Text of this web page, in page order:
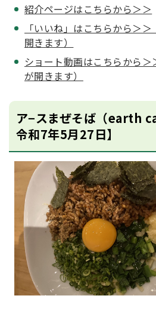
紹介ページはこちらから＞＞
「いいね」はこちらから＞
開きます）
ショート動画はこちらから
が開きます）
ア−スまぜそば（earth
令和7年5月27日】